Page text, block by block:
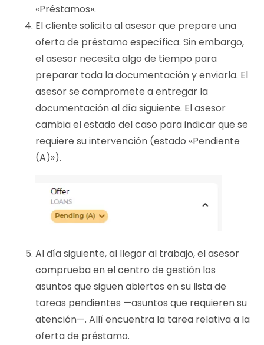
«Préstamos».
El cliente solicita al asesor que prepare una
oferta de préstamo específica. Sin embargo,
el asesor necesita algo de tiempo para
preparar toda la documentación y enviarla. El
asesor se compromete a entregar la
documentación al día siguiente. El asesor
cambia el estado del caso para indicar que se
requiere su intervención (estado «Pendiente
(A)»).
Al día siguiente, al llegar al trabajo, el asesor
comprueba en el centro de gestión los
asuntos que siguen abiertos en su lista de
tareas pendientes —asuntos que requieren su
atención—. Allí encuentra la tarea relativa a la
oferta de préstamo.